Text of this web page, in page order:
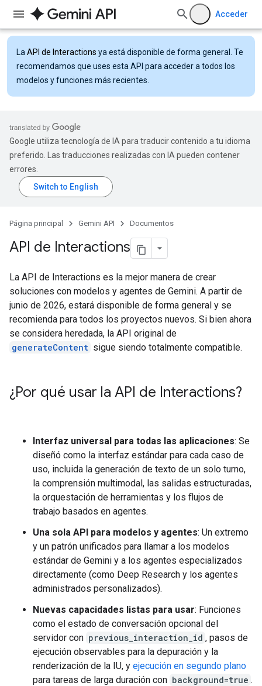
Acceder
La API de Interactions ya está disponible de forma general. Te
recomendamos que uses esta API para acceder a todos los
modelos y funciones más recientes.
Google utiliza tecnología de IA para traducir contenido a tu idioma
preferido. Las traducciones realizadas con IA pueden contener
errores.
Página principal Gemini API Documentos
API de Interactions
La API de Interactions es la mejor manera de crear
soluciones con modelos y agentes de Gemini. A partir de
junio de 2026, estará disponible de forma general y se
recomienda para todos los proyectos nuevos. Si bien ahora
se considera heredada, la API original de
generateContent sigue siendo totalmente compatible.
¿Por qué usar la API de Interactions?
Interfaz universal para todas las aplicaciones: Se
diseñó como la interfaz estándar para cada caso de
uso, incluida la generación de texto de un solo turno,
la comprensión multimodal, las salidas estructuradas,
la orquestación de herramientas y los flujos de
trabajo basados en agentes.
Una sola API para modelos y agentes: Un extremo
y un patrón unificados para llamar a los modelos
estándar de Gemini y a los agentes especializados
directamente (como Deep Research y los agentes
administrados personalizados).
Nuevas capacidades listas para usar: Funciones
como el estado de conversación opcional del
servidor con previous_interaction_id , pasos de
ejecución observables para la depuración y la
renderización de la IU, y ejecución en segundo plano
para tareas de larga duración con background=true .